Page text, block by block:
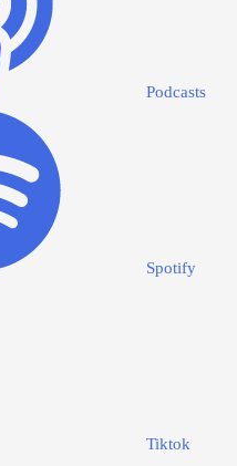
Podcasts
Spotify
Tiktok